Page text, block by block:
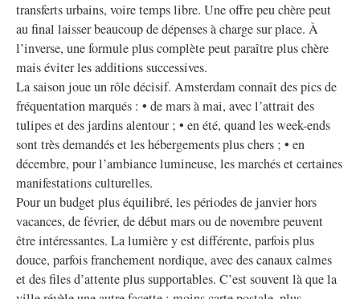
transferts urbains, voire temps libre. Une offre peu chère peut
au final laisser beaucoup de dépenses à charge sur place. À
l’inverse, une formule plus complète peut paraître plus chère
mais éviter les additions successives.
La saison joue un rôle décisif. Amsterdam connaît des pics de
fréquentation marqués : • de mars à mai, avec l’attrait des
tulipes et des jardins alentour ; • en été, quand les week-ends
sont très demandés et les hébergements plus chers ; • en
décembre, pour l’ambiance lumineuse, les marchés et certaines
manifestations culturelles.
Pour un budget plus équilibré, les périodes de janvier hors
vacances, de février, de début mars ou de novembre peuvent
être intéressantes. La lumière y est différente, parfois plus
douce, parfois franchement nordique, avec des canaux calmes
et des files d’attente plus supportables. C’est souvent là que la